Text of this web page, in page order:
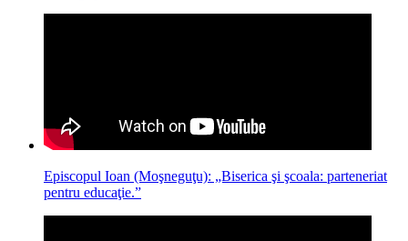
Episcopul Ioan (Moşneguţu): „Biserica şi şcoala: parteneriat
pentru educaţie.”